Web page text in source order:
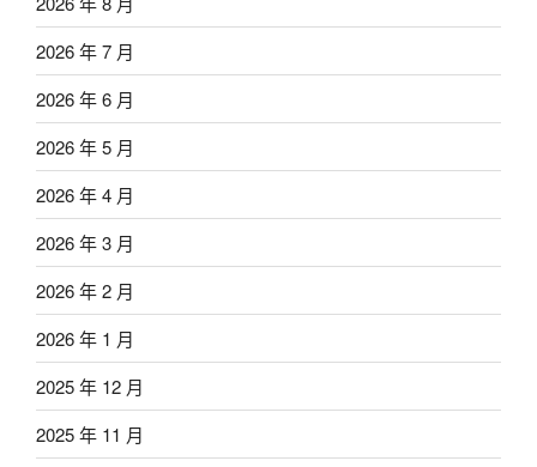
2026 年 7 月
2026 年 6 月
2026 年 5 月
2026 年 4 月
2026 年 3 月
2026 年 2 月
2026 年 1 月
2025 年 12 月
2025 年 11 月